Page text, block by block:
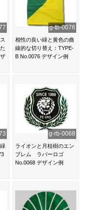
g-tb-0076
相性の良い緑と黄色の曲
線的な切り替え：TYPE-
B No.0076 デザイン例
g-rb-0068
ライオンと月桂樹のエン
ブレム ラバーロゴ
No.0068 デザイン例